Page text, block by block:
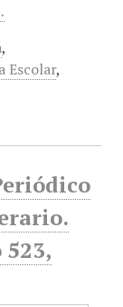
,
Escolar,
523,